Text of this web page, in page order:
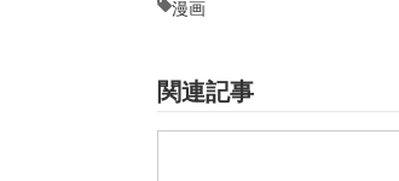
漫画
関連記事